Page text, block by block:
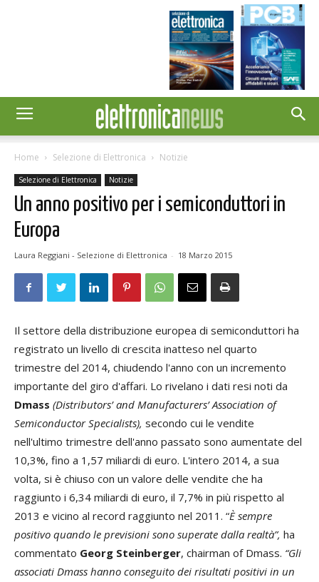
Home Selezione di Elettronica Notizie
Selezione di Elettronica Notizie
Un anno positivo per i semiconduttori in
Europa
Laura Reggiani - Selezione di Elettronica - 18 Marzo 2015
Il settore della distribuzione europea di semiconduttori ha
registrato un livello di crescita inatteso nel quarto
trimestre del 2014, chiudendo l'anno con un incremento
importante del giro d'affari. Lo rivelano i dati resi noti da
Dmass (Distributors’ and Manufacturers’ Association of
Semiconductor Specialists), secondo cui le vendite
nell'ultimo trimestre dell'anno passato sono aumentate del
10,3%, fino a 1,57 miliardi di euro. L'intero 2014, a sua
volta, si è chiuso con un valore delle vendite che ha
raggiunto i 6,34 miliardi di euro, il 7,7% in più rispetto al
2013 e vicino al record raggiunto nel 2011. “È sempre
positivo quando le previsioni sono superate dalla realtà”, ha
commentato Georg Steinberger, chairman of Dmass. “Gli
associati Dmass hanno conseguito dei risultati positivi in un